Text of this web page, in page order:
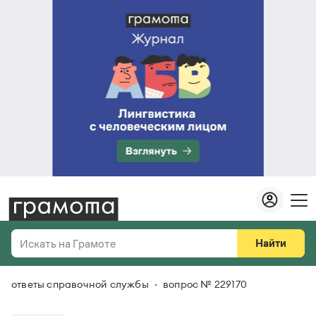
Искать на Грамоте
Справочная служба
Найти
Везде
ответы справочной службы вопрос № 229170